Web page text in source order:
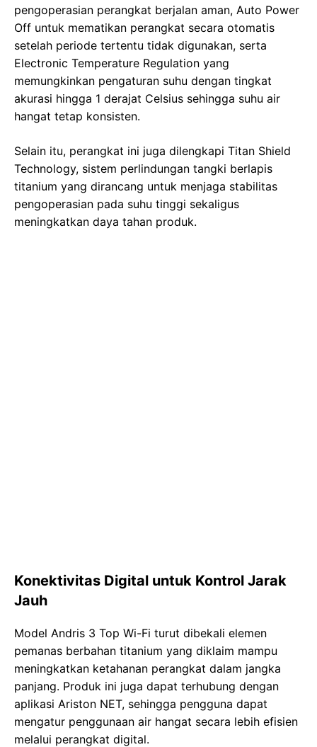
pengoperasian perangkat berjalan aman, Auto Power
Off untuk mematikan perangkat secara otomatis
setelah periode tertentu tidak digunakan, serta
Electronic Temperature Regulation yang
memungkinkan pengaturan suhu dengan tingkat
akurasi hingga 1 derajat Celsius sehingga suhu air
hangat tetap konsisten.
Selain itu, perangkat ini juga dilengkapi Titan Shield
Technology, sistem perlindungan tangki berlapis
titanium yang dirancang untuk menjaga stabilitas
pengoperasian pada suhu tinggi sekaligus
meningkatkan daya tahan produk.
Konektivitas Digital untuk Kontrol Jarak
Jauh
Model Andris 3 Top Wi-Fi turut dibekali elemen
pemanas berbahan titanium yang diklaim mampu
meningkatkan ketahanan perangkat dalam jangka
panjang. Produk ini juga dapat terhubung dengan
aplikasi Ariston NET, sehingga pengguna dapat
mengatur penggunaan air hangat secara lebih efisien
melalui perangkat digital.